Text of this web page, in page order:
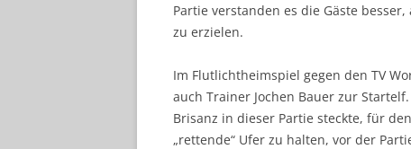
Partie verstanden es die Gäste
zu erzielen.
Im Flutlichtheimspiel gegen den TV
auch Trainer Jochen Bauer zur
Brisanz in dieser Partie steckte, für
„rettende“ Ufer zu halten, vor der